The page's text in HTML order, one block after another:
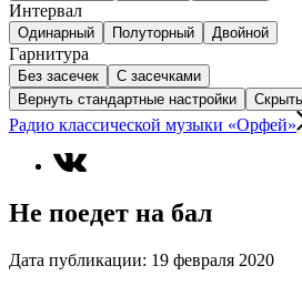
Интервал
Одинарный Полуторный Двойной
Гарнитура
Без засечек
С засечками
Вернуть стандартные настройки
Скрыть
Радио классической музыки «Орфей»
Не поедет на бал
Дата публикации: 19 февраля 2020